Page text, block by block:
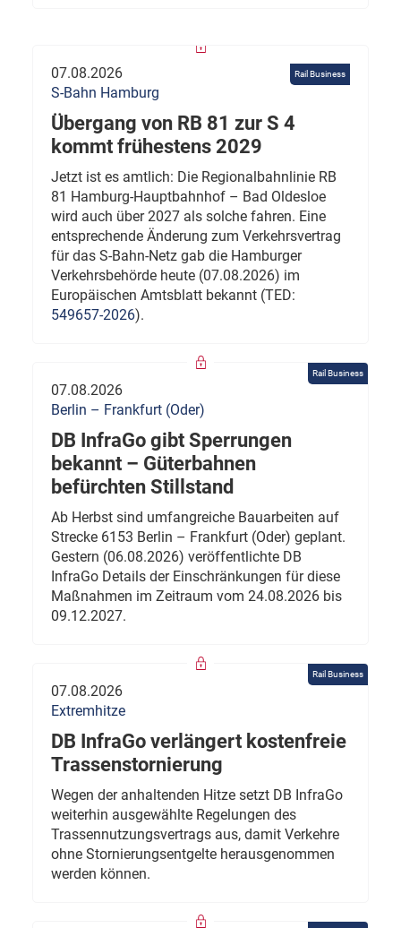
Rail Business
07.08.2026
S-Bahn Hamburg
Übergang von RB 81 zur S 4
kommt frühestens 2029
Jetzt ist es amtlich: Die Regionalbahnlinie RB
81 Hamburg-Hauptbahnhof – Bad Oldesloe
wird auch über 2027 als solche fahren. Eine
entsprechende Änderung zum Verkehrsvertrag
für das S-Bahn-Netz gab die Hamburger
Verkehrsbehörde heute (07.08.2026) im
Europäischen Amtsblatt bekannt (TED:
549657-2026).
Rail Business
07.08.2026
Berlin – Frankfurt (Oder)
DB InfraGo gibt Sperrungen
bekannt – Güterbahnen
befürchten Stillstand
Ab Herbst sind umfangreiche Bauarbeiten auf
Strecke 6153 Berlin – Frankfurt (Oder) geplant.
Gestern (06.08.2026) veröffentlichte DB
InfraGo Details der Einschränkungen für diese
Maßnahmen im Zeitraum vom 24.08.2026 bis
09.12.2027.
Rail Business
07.08.2026
Extremhitze
DB InfraGo verlängert kostenfreie
Trassenstornierung
Wegen der anhaltenden Hitze setzt DB InfraGo
weiterhin ausgewählte Regelungen des
Trassennutzungsvertrags aus, damit Verkehre
ohne Stornierungsentgelte herausgenommen
werden können.